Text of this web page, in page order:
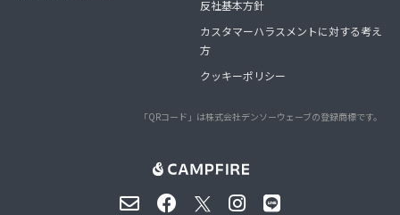
反社基本方針
カスタマーハラスメントに対する考え
方
クッキーポリシー
「QRコード」は株式会社デンソーウェーブの登録商標です。